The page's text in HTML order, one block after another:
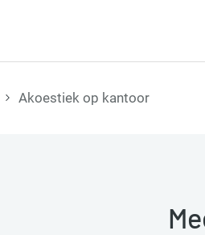
Akoestiek op kantoor